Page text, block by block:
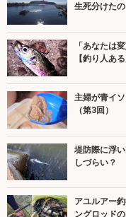
生死分けた
「あなたは
【釣り人ある
主婦が青イ
（第3回）
堤防際に浮
しづらい？
アユルアー
ングロッド